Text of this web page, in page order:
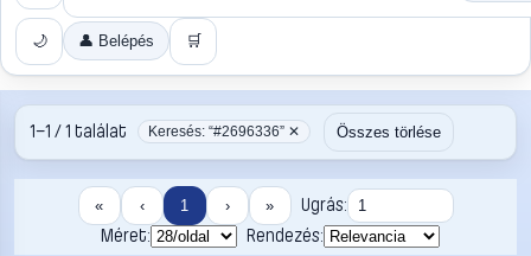
🌙 👤 Belépés 🛒
1–1 / 1 találat Keresés: “#2696336” ✕ Összes törlése
« ‹ 1 › »
Ugrás:
Méret:
Rendezés: